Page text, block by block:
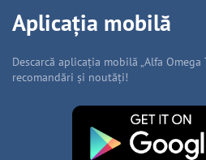
Aplicația mobilă
Descarcă aplicația mobilă „Alfa
recomandări și noutăți!